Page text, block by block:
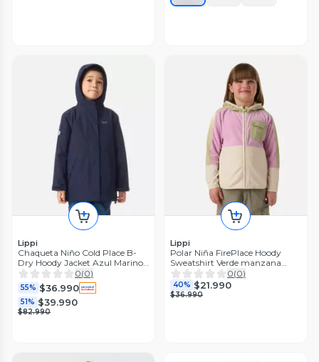
Lippi
Chaqueta Niño Cold Place B-
Dry Hoody Jacket Azul Marino
Lippi I26
0(0)
55% $36.990
51% $39.990
$82.990
Lippi
Polar Niña FirePlace Hoody
Sweatshirt Verde manzana
Lippi
0(0)
40% $21.990
$36.990